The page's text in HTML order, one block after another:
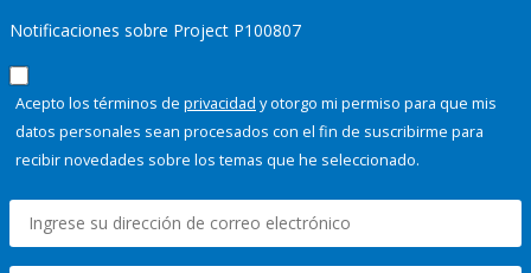
Notificaciones sobre Project P100807
Acepto los términos de privacidad y otorgo mi permiso para que mis
datos personales sean procesados con el fin de suscribirme para
recibir novedades sobre los temas que he seleccionado.